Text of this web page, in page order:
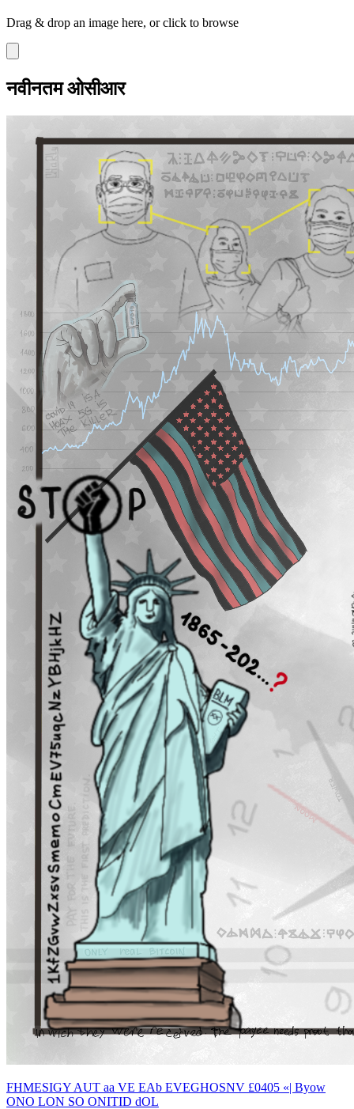
Drag & drop an image here, or click to browse
नवीनतम ओसीआर
FHMESIGY AUT aa VE EAb EVEGHOSNV £0405 «| Byow
ONO LON SO ONITID dOL